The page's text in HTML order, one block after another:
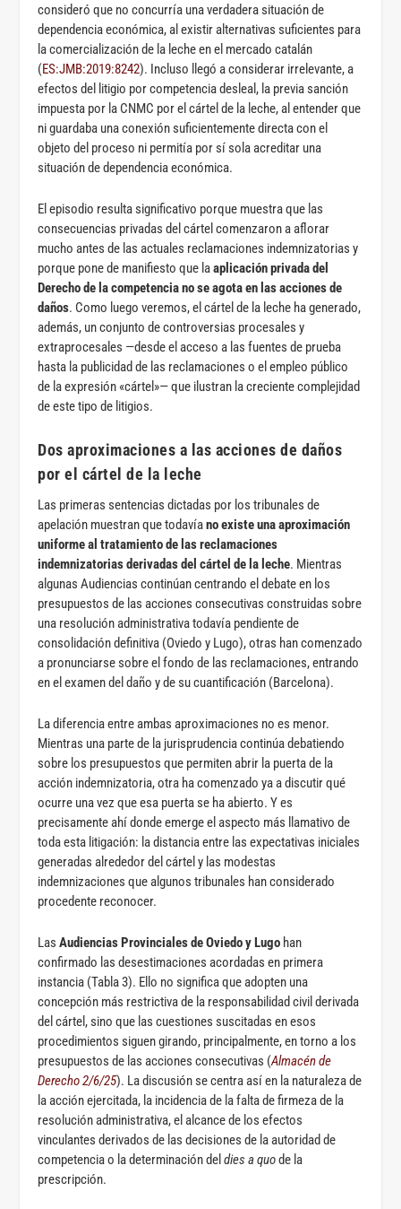
consideró que no concurría una verdadera situación de
dependencia económica, al existir alternativas suficientes para
la comercialización de la leche en el mercado catalán
(ES:JMB:2019:8242). Incluso llegó a considerar irrelevante, a
efectos del litigio por competencia desleal, la previa sanción
impuesta por la CNMC por el cártel de la leche, al entender que
ni guardaba una conexión suficientemente directa con el
objeto del proceso ni permitía por sí sola acreditar una
situación de dependencia económica.
El episodio resulta significativo porque muestra que las
consecuencias privadas del cártel comenzaron a aflorar
mucho antes de las actuales reclamaciones indemnizatorias y
porque pone de manifiesto que laaplicación privada del
Derecho de la competencia no se agota en las acciones de
daños. Como luego veremos, el cártel de la leche ha generado,
además, un conjunto de controversias procesales y
extraprocesales —desde el acceso a las fuentes de prueba
hasta la publicidad de las reclamaciones o el empleo público
de la expresión «cártel»— que ilustran la creciente complejidad
de este tipo de litigios.
Dos aproximaciones a las acciones de daños
por el cártel de la leche
Las primeras sentencias dictadas por los tribunales de
apelación muestran que todavíano existe una aproximación
uniforme al tratamiento de las reclamaciones
indemnizatorias derivadas del cártel de la leche. Mientras
algunas Audiencias continúan centrando el debate en los
presupuestos de las acciones consecutivas construidas sobre
una resolución administrativa todavía pendiente de
consolidación definitiva (Oviedo y Lugo), otras han comenzado
a pronunciarse sobre el fondo de las reclamaciones, entrando
en el examen del daño y de su cuantificación (Barcelona).
La diferencia entre ambas aproximaciones no es menor.
Mientras una parte de la jurisprudencia continúa debatiendo
sobre los presupuestos que permiten abrir la puerta de la
acción indemnizatoria, otra ha comenzado ya a discutir qué
ocurre una vez que esa puerta se ha abierto. Y es
precisamente ahí donde emerge el aspecto más llamativo de
toda esta litigación: la distancia entre las expectativas iniciales
generadas alrededor del cártel y las modestas
indemnizaciones que algunos tribunales han considerado
procedente reconocer.
LasAudiencias Provinciales de Oviedo y Lugo han
confirmado las desestimaciones acordadas en primera
instancia (Tabla 3). Ello no significa que adopten una
concepción más restrictiva de la responsabilidad civil derivada
del cártel, sino que las cuestiones suscitadas en esos
procedimientos siguen girando, principalmente, en torno a los
presupuestos de las acciones consecutivas (Almacén de
Derecho 2/6/25). La discusión se centra así en la naturaleza de
la acción ejercitada, la incidencia de la falta de firmeza de la
resolución administrativa, el alcance de los efectos
vinculantes derivados de las decisiones de la autoridad de
competencia o la determinación deldies a quode la
prescripción.